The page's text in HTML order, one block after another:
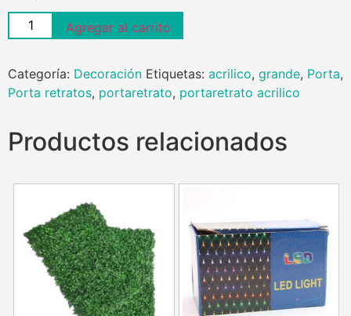
Agregar al carrito
Categoría: Decoración Etiquetas: acrilico, grande, Porta,
Porta retratos, portaretrato, portaretrato acrilico
Productos relacionados